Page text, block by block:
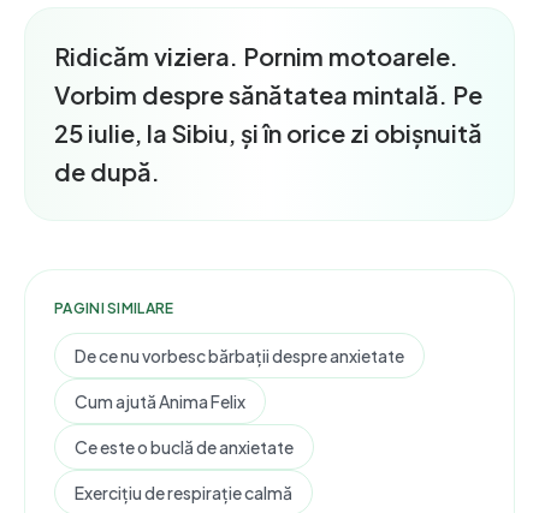
Ridicăm viziera. Pornim motoarele.
Vorbim despre sănătatea mintală. Pe
25 iulie, la Sibiu, și în orice zi obișnuită
de după.
PAGINI SIMILARE
De ce nu vorbesc bărbații despre anxietate
Cum ajută Anima Felix
Ce este o buclă de anxietate
Exercițiu de respirație calmă